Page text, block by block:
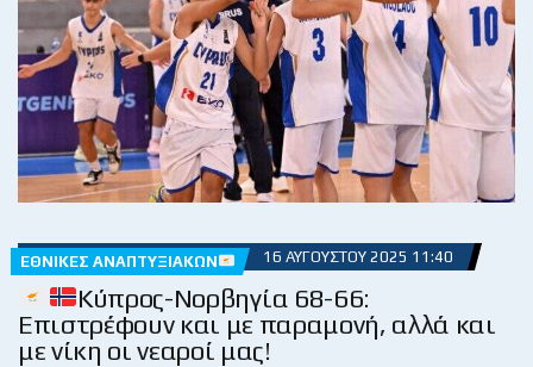
ΕΘΝΙΚΈΣ ΑΝΑΠΤΥΞΙΑΚΏΝ 16 ΑΥΓΟΎΣΤΟΥ 2025 11:40
Κύπρος-Νορβηγία 68-66:
Επιστρέφουν και με παραμονή, αλλά και
με νίκη οι νεαροί μας!